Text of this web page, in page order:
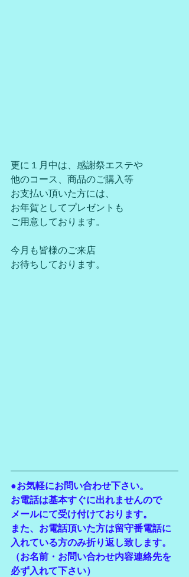
更に１月中は、感謝祭エステや
他のコース、商品のご購入等
お支払い頂いた方には、
お年賀としてプレゼントも
ご用意しております。
今月も皆様のご来店
お待ちしております。
●お気軽にお問い合わせ下さい。
お電話は基本すぐに出れませんので
メールにて受け付けております。
また、お電話頂いた方は留守番電話に
入れている方のみ折り返し致します。
（お名前・お問い合わせ内容連絡先を
必ず入れて下さい）